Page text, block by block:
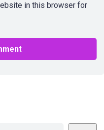
in this browser for